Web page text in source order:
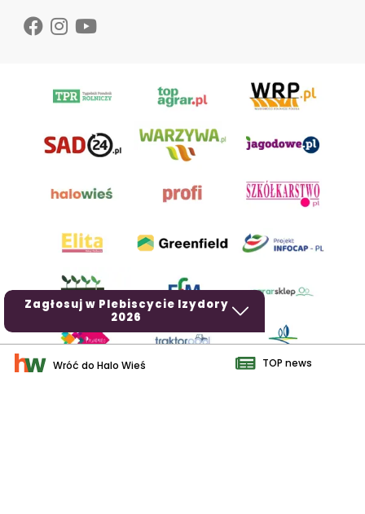
Zagłosuj w Plebiscycie Izydory
2026
Wróć do Halo Wieś TOP news